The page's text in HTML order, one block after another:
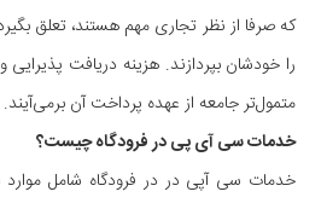
که صرفا از نظر تجاری مهم هستند، تعلق
را خودشان بپردازند. هزینه دریافت پذیرایی
متمول‌تر جامعه از عهده پرداخت آن برمی‌آیند.
خدمات سی آی پی در فرودگاه چیست؟
خدمات سی آپی در در فرودگاه شامل موارد